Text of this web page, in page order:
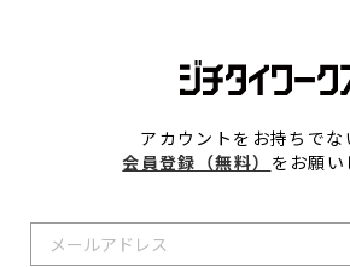
アカウントをお持ちでな
会員登録（無料） をお願い